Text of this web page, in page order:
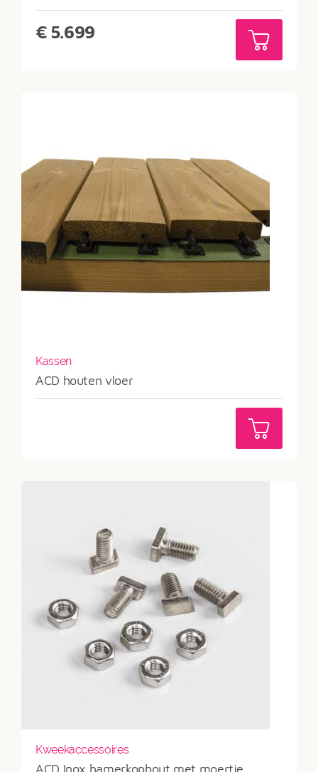
€ 5.699
Kassen
ACD houten vloer
Kweekaccessoires
ACD Inox hamerkopbout met moertje